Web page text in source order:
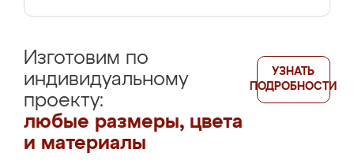
Изготовим по
индивидуальному
проекту:
любые размеры, цвета
и материалы
УЗНАТЬ
ПОДРОБНОСТИ